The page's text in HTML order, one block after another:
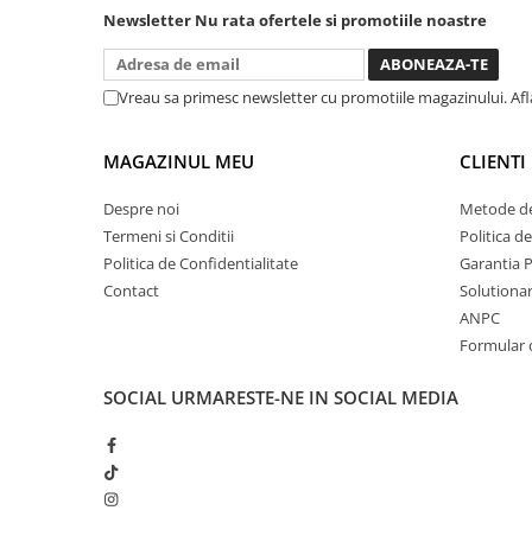
Sistem franare
Sistem Vibro-Power
Sisteme de ridicare si sustinere
Cricuri Hidraulice
Truse de surubelnite
Vulcanizare
Truse de scule si accesorii
Truse de scule
Truse si accesorii 1/2
baterie care tine destul de mult
dar daca o bagi la priza nu mai ai
treaba toata ziua ,ce...
Newsletter Nu rata ofertele si promotiile noastre
Vreau sa primesc newsletter cu promotiile magazinului.
MAGAZINUL MEU
Despre noi
Termeni si Conditii
Politica de Confidentialitate
Contact
CLIENTI
Metode
Politica
Garantia
ANPC
Formular
SOCIAL URMARESTE-NE IN SOCIAL MEDIA